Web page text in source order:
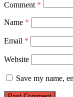
Comment *
Name *
Email *
Website
Save my name,